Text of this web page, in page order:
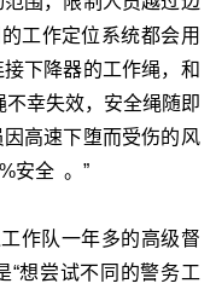
工作定位系统都会用
下降器的工作绳，和
不幸失效，安全绳随即
高速下堕而受伤的风
安全 。”
作队一年多的高级督
“想尝试不同的警务工